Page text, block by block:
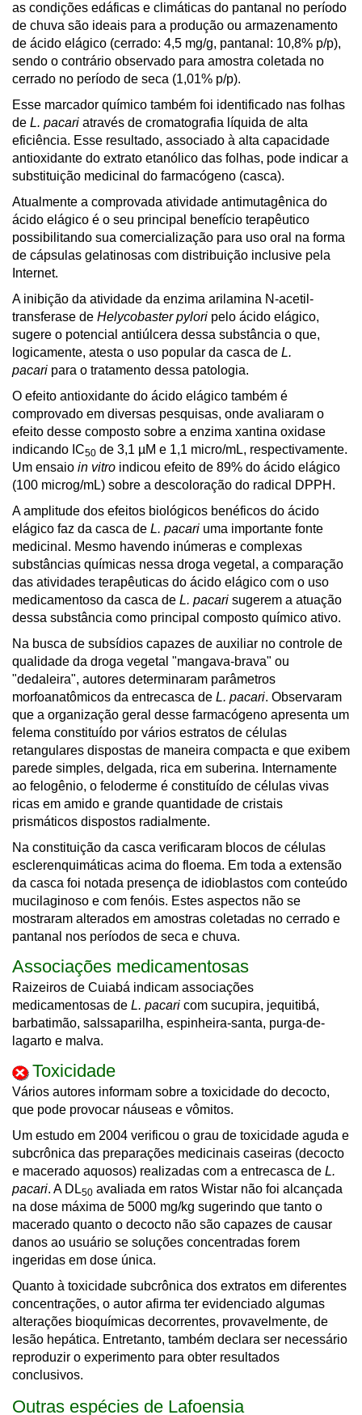
as condições edáficas e climáticas do pantanal no período
de chuva são ideais para a produção ou armazenamento
de ácido elágico (cerrado: 4,5 mg/g, pantanal: 10,8% p/p),
sendo o contrário observado para amostra coletada no
cerrado no período de seca (1,01% p/p).
Esse marcador químico também foi identificado nas folhas
de L. pacari através de cromatografia líquida de alta
eficiência. Esse resultado, associado à alta capacidade
antioxidante do extrato etanólico das folhas, pode indicar a
substituição medicinal do farmacógeno (casca).
Atualmente a comprovada atividade antimutagênica do
ácido elágico é o seu principal benefício terapêutico
possibilitando sua comercialização para uso oral na forma
de cápsulas gelatinosas com distribuição inclusive pela
Internet.
A inibição da atividade da enzima arilamina N-acetil-
transferase de Helycobaster pylori pelo ácido elágico,
sugere o potencial antiúlcera dessa substância o que,
logicamente, atesta o uso popular da casca de L.
pacari para o tratamento dessa patologia.
O efeito antioxidante do ácido elágico também é
comprovado em diversas pesquisas, onde avaliaram o
efeito desse composto sobre a enzima xantina oxidase
indicando IC50 de 3,1 µM e 1,1 micro/mL, respectivamente.
Um ensaio in vitro indicou efeito de 89% do ácido elágico
(100 microg/mL) sobre a descoloração do radical DPPH.
A amplitude dos efeitos biológicos benéficos do ácido
elágico faz da casca de L. pacari uma importante fonte
medicinal. Mesmo havendo inúmeras e complexas
substâncias químicas nessa droga vegetal, a comparação
das atividades terapêuticas do ácido elágico com o uso
medicamentoso da casca de L. pacari sugerem a atuação
dessa substância como principal composto químico ativo.
Na busca de subsídios capazes de auxiliar no controle de
qualidade da droga vegetal "mangava-brava" ou
"dedaleira", autores determinaram parâmetros
morfoanatômicos da entrecasca de L. pacari. Observaram
que a organização geral desse farmacógeno apresenta um
felema constituído por vários estratos de células
retangulares dispostas de maneira compacta e que exibem
parede simples, delgada, rica em suberina. Internamente
ao felogênio, o feloderme é constituído de células vivas
ricas em amido e grande quantidade de cristais
prismáticos dispostos radialmente.
Na constituição da casca verificaram blocos de células
esclerenquimáticas acima do floema. Em toda a extensão
da casca foi notada presença de idioblastos com conteúdo
mucilaginoso e com fenóis. Estes aspectos não se
mostraram alterados em amostras coletadas no cerrado e
pantanal nos períodos de seca e chuva.
Associações medicamentosas
Raizeiros de Cuiabá indicam associações
medicamentosas de L. pacari com sucupira, jequitibá,
barbatimão, salssaparilha, espinheira-santa, purga-de-
lagarto e malva.
Toxicidade
Vários autores informam sobre a toxicidade do decocto,
que pode provocar náuseas e vômitos.
Um estudo em 2004 verificou o grau de toxicidade aguda e
subcrônica das preparações medicinais caseiras (decocto
e macerado aquosos) realizadas com a entrecasca de L.
pacari. A DL50 avaliada em ratos Wistar não foi alcançada
na dose máxima de 5000 mg/kg sugerindo que tanto o
macerado quanto o decocto não são capazes de causar
danos ao usuário se soluções concentradas forem
ingeridas em dose única.
Quanto à toxicidade subcrônica dos extratos em diferentes
concentrações, o autor afirma ter evidenciado algumas
alterações bioquímicas decorrentes, provavelmente, de
lesão hepática. Entretanto, também declara ser necessário
reproduzir o experimento para obter resultados
conclusivos.
Outras espécies de Lafoensia